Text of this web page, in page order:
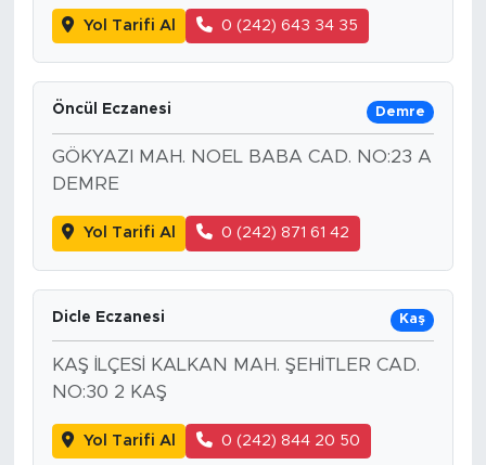
Yol Tarifi Al 0 (242) 643 34 35
Öncül Eczanesi Demre
GÖKYAZI MAH. NOEL BABA CAD. NO:23 A
DEMRE
Yol Tarifi Al 0 (242) 871 61 42
Dicle Eczanesi Kaş
KAŞ İLÇESİ KALKAN MAH. ŞEHİTLER CAD.
NO:30 2 KAŞ
Yol Tarifi Al 0 (242) 844 20 50